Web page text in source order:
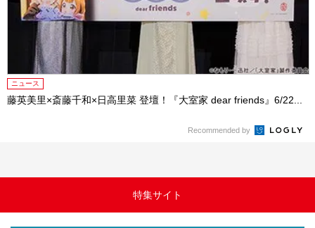
ニュース
藤英美里×斎藤千和×日高里菜 登壇！『大室家 dear friends』6/22...
Recommended by
特集サイト